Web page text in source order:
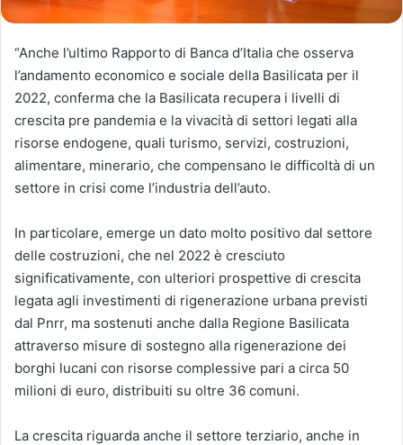
“Anche l’ultimo Rapporto di Banca d’Italia che osserva
l’andamento economico e sociale della Basilicata per il
2022, conferma che la Basilicata recupera i livelli di
crescita pre pandemia e la vivacità di settori legati alla
risorse endogene, quali turismo, servizi, costruzioni,
alimentare, minerario, che compensano le difficoltà di un
settore in crisi come l’industria dell’auto.
In particolare, emerge un dato molto positivo dal settore
delle costruzioni, che nel 2022 è cresciuto
significativamente, con ulteriori prospettive di crescita
legata agli investimenti di rigenerazione urbana previsti
dal Pnrr, ma sostenuti anche dalla Regione Basilicata
attraverso misure di sostegno alla rigenerazione dei
borghi lucani con risorse complessive pari a circa 50
milioni di euro, distribuiti su oltre 36 comuni.
La crescita riguarda anche il settore terziario, anche in